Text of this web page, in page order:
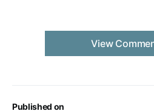
Published on
View